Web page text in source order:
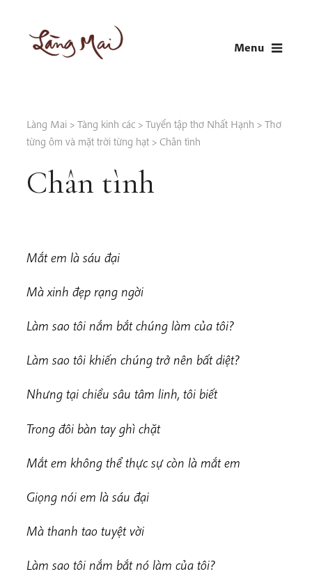
content
Menu
Làng Mai > Tàng kinh các > Tuyển tập thơ Nhất Hạnh > Thơ
từng ôm và mặt trời từng hạt > Chân tình
Chân tình
Mắt em là sáu đại
Mà xinh đẹp rạng ngời
Làm sao tôi nắm bắt chúng làm của tôi?
Làm sao tôi khiến chúng trở nên bất diệt?
Nhưng tại chiều sâu tâm linh, tôi biết
Trong đôi bàn tay ghì chặt
Mắt em không thể thực sự còn là mắt em
Giọng nói em là sáu đại
Mà thanh tao tuyệt vời
Làm sao tôi nắm bắt nó làm của tôi?